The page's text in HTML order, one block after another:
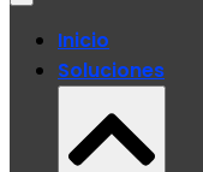
Inicio
Soluciones